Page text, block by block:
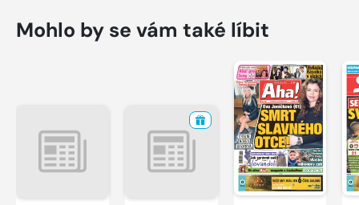
Mohlo by se vám také líbit